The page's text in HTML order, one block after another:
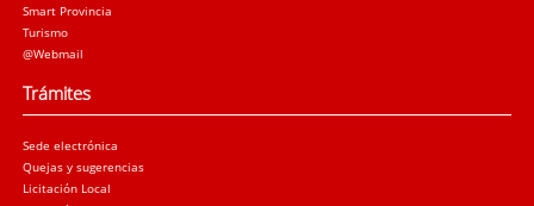
Smart Provincia
Turismo
@Webmail
Trámites
Sede electrónica
Quejas y sugerencias
Licitación Local